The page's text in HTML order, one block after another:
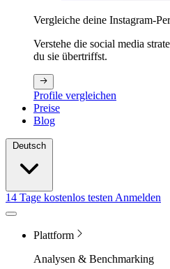
Vergleiche deine Instagram-
Verstehe die social media
du sie übertriffst.
Profile vergleichen
Preise
Blog
14 Tage kostenlos testen Anmelden
Plattform
Analysen & Benchmarking